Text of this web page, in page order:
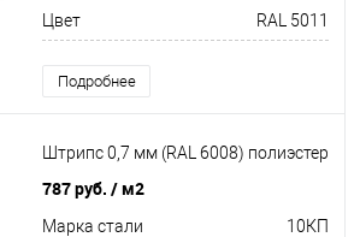
Цвет RAL 5011
Подробнее
Штрипс 0,7 мм (RAL 6008) полиэстер
787 руб. / м2
Марка стали 10КП